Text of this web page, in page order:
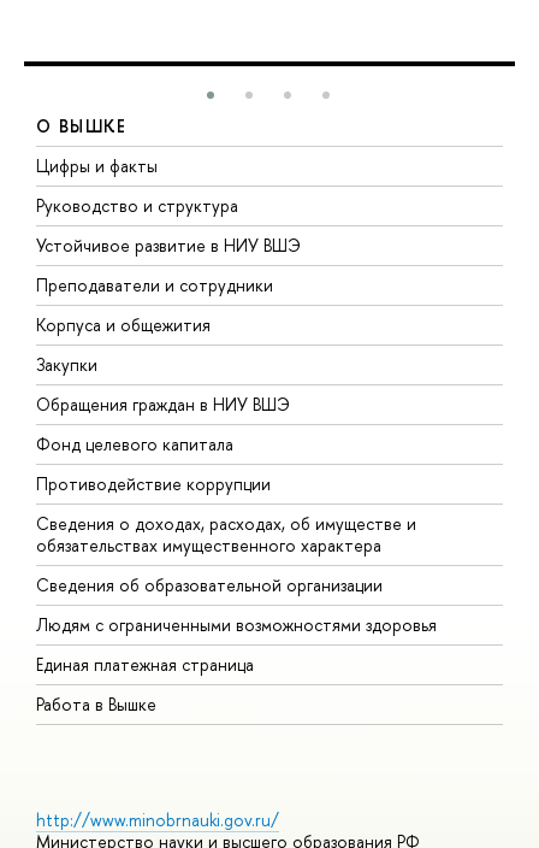
О ВЫШКЕ
Цифры и факты
Руководство и структура
Устойчивое развитие в НИУ ВШЭ
Преподаватели и сотрудники
Корпуса и общежития
Закупки
Обращения граждан в НИУ ВШЭ
Фонд целевого капитала
Противодействие коррупции
Сведения о доходах, расходах, об имуществе и
обязательствах имущественного характера
Сведения об образовательной организации
Людям с ограниченными возможностями здоровья
Единая платежная страница
Работа в Вышке
http://www.minobrnauki.gov.ru/
Министерство науки и высшего образования РФ